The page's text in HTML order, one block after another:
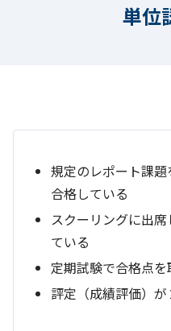
単位
規定のレポート課題
合格している
スクーリングに出
ている
定期試験で合格点を
評定（成績評価）